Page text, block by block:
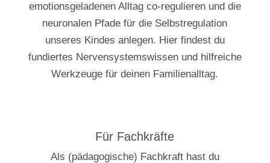
emotionsgeladenen Alltag co-regulieren und die
neuronalen Pfade für die Selbstregulation
unseres Kindes anlegen. Hier findest du
fundiertes Nervensystemswissen und hilfreiche
Werkzeuge für deinen Familienalltag.
Für Fachkräfte
Als (pädagogische) Fachkraft hast du